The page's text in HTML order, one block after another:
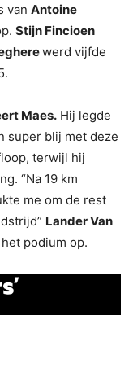
van Antoine
Stijn Fincioen
werd vijfde
Maes. Hij legde
super blij met deze
terwijl hij
“Na 19 km
me om de rest
Lander Van
podium op.